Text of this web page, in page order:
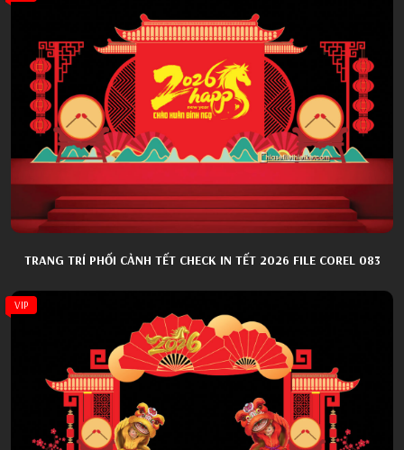
TRANG TRÍ PHỐI CẢNH TẾT CHECK IN TẾT 2026 FILE COREL 083
VIP